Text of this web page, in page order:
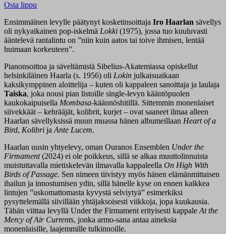
Osta lippu
Ensimmäinen levylle päätynyt kosketinsoittaja Iro Haarlan sävellys
oli nykyaikainen pop-iskelmä Lokki (1975), jossa tuo kuuluvasti
ääntelevä rantalintu on ”niin kuin aatos tai toive ihmisen, lentää
huimaan korkeuteen”.
Pianonsoittoa ja säveltämistä Sibelius-Akatemiassa opiskellut
helsinkiläinen Haarla (s. 1956) oli Lokin julkaisuaikaan
kaksikymppinen aloittelija – kuten oli kappaleen sanoittaja ja laulaja
Taiska, joka nousi pian listoille single-levyn kääntöpuolen
kaukokaipuisella Mombasa-käännöshitillä. Sittemmin monenlaiset
siivekkäät – kehrääjät, kolibrit, kurjet – ovat saaneet ilmaa alleen
Haarlan sävellyksissä muun muassa hänen albumeillaan Heart of a
Bird, Kolibri jaAnte Lucem.
Haarlan uusin yhtyelevy, oman Ouranos Ensemblen Under the
Firmament(2024) ei ole poikkeus, sillä se alkaa muuttolinnuista
muistuttavalla mietiskelevän ilmavalla kappaleella On High With
Birds of Passage. Sen nimeen tiivistyy myös hänen elämänmittaisen
ihailun ja innostumisen ydin, sillä hänelle kyse on ennen kaikkea
lintujen ”uskomattomasta kyvystä selviytyä” esimerkiksi
pysyttelemällä siivillään yhtäjaksoisesti viikkoja, jopa kuukausia.
Tähän viittaa levyllä Under the Firmament erityisesti kappaleAt the
Mercy of Air Currents, jonka armo-sana antaa aineksia
monenlaisille, laajemmille tulkinnoille.